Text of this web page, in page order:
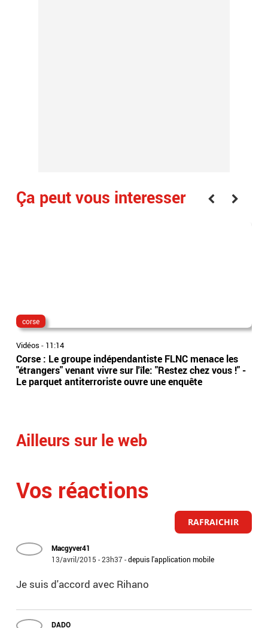
Ça peut vous interesser
corse
Vidéos - 11:14
Corse : Le groupe indépendantiste FLNC menace les
"étrangers" venant vivre sur l'île: "Restez chez vous !" -
Le parquet antiterroriste ouvre une enquête
Ailleurs sur le web
Vos réactions
RAFRAICHIR
Macgyver41
13/avril/2015 - 23h37-depuis l'application mobile
Je suis d'accord avec Rihano
DADO